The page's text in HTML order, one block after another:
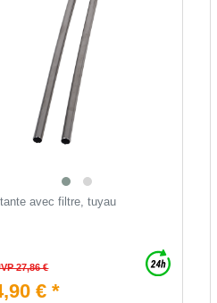
avec filtre, tuyau
27,86 €
€ *